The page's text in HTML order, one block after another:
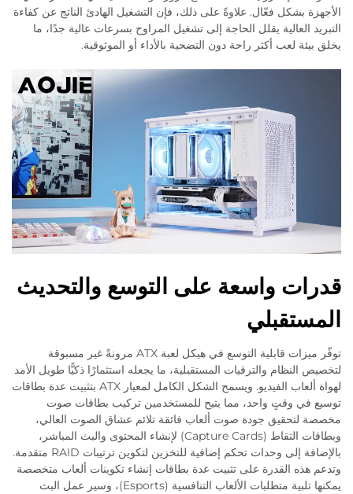
الأجهزة بشكل فعّال. علاوةً على ذلك، فإن التشغيل الهادئ الناتج عن كفاءة
التبريد العالية يقلل الحاجة إلى تشغيل المراوح بسرعات عالية جدًا، ما
يخلق بيئة لعب أكثر راحة دون التضحية بالأداء أو الموثوقية.
قدرات واسعة على التوسع والتحديث
المستقبلي
توفّر ميزات قابلية التوسع في هيكل لعبة ATX مرونةً غير مسبوقة
لتخصيص النظام والترقيات المستقبلية، ما يجعله استثمارًا ذكيًّا طويل الأمد
لهواة ألعاب الفيديو. ويسمح الشكل الكامل لمعيار ATX بتثبيت عدة بطاقات
توسيع في وقتٍ واحد، مما يتيح للمستخدمين تركيب بطاقات صوت
مخصصة لتحقيق جودة صوت ألعاب فائقة تلائم عشاق الصوت العالي،
وبطاقات التقاط (Capture Cards) لإنشاء المحتوى والبث المباشر،
بالإضافة إلى وحدات تحكم إضافية للتخزين لتكوين ترتيبات RAID متقدمة.
وتدعم هذه القدرة على تثبيت عدة بطاقات إنشاء تكوينات ألعاب متخصصة
يمكنها تلبية متطلبات الألعاب التنافسية (Esports)، وسير عمل البث